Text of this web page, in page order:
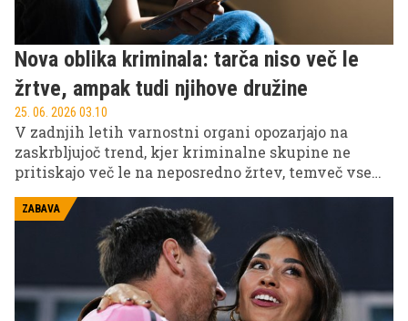
Nova oblika kriminala: tarča niso več le
žrtve, ampak tudi njihove družine
25. 06. 2026 03.10
V zadnjih letih varnostni organi opozarjajo na
zaskrbljujoč trend, kjer kriminalne skupine ne
pritiskajo več le na neposredno žrtev, temveč vse
ZABAVA